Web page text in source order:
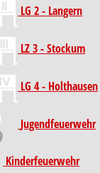
LG 2 - Langern
LZ 3 - Stockum
LG 4 - Holthausen
Jugendfeuerwehr
Kinder­feuer­wehr